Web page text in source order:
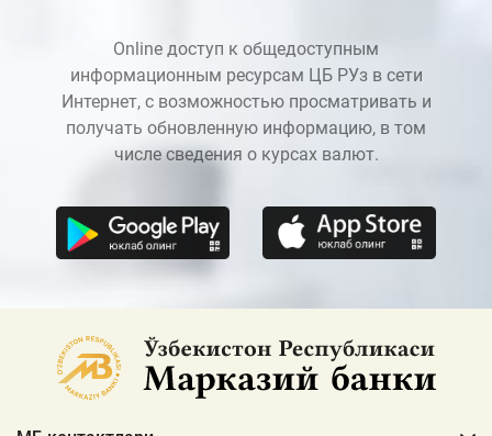
Online доступ к общедоступным
информационным ресурсам ЦБ РУз в сети
Интернет, с возможностью просматривать и
получать обновленную информацию, в том
числе сведения о курсах валют.